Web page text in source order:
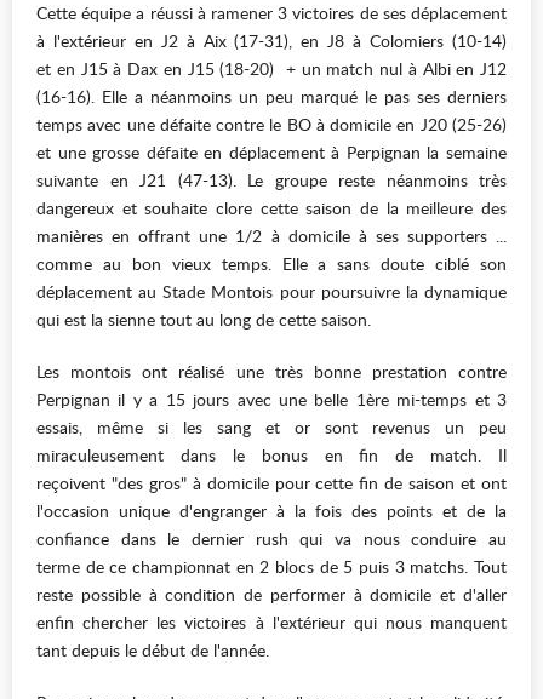
Cette équipe a réussi à ramener 3 victoires de ses déplacement
à l'extérieur en J2 à Aix (17-31), en J8 à Colomiers (10-14)
et en J15 à Dax en J15 (18-20) + un match nul à Albi en J12
(16-16). Elle a néanmoins un peu marqué le pas ses derniers
temps avec une défaite contre le BO à domicile en J20 (25-26)
et une grosse défaite en déplacement à Perpignan la semaine
suivante en J21 (47-13). Le groupe reste néanmoins très
dangereux et souhaite clore cette saison de la meilleure des
manières en offrant une 1/2 à domicile à ses supporters ...
comme au bon vieux temps. Elle a sans doute ciblé son
déplacement au Stade Montois pour poursuivre la dynamique
qui est la sienne tout au long de cette saison.
Les montois ont réalisé une très bonne prestation contre
Perpignan il y a 15 jours avec une belle 1ère mi-temps et 3
essais, même si les sang et or sont revenus un peu
miraculeusement dans le bonus en fin de match. Il
reçoivent "des gros" à domicile pour cette fin de saison et ont
l'occasion unique d'engranger à la fois des points et de la
confiance dans le dernier rush qui va nous conduire au
terme de ce championnat en 2 blocs de 5 puis 3 matchs. Tout
reste possible à condition de performer à domicile et d'aller
enfin chercher les victoires à l'extérieur qui nous manquent
tant depuis le début de l'année.